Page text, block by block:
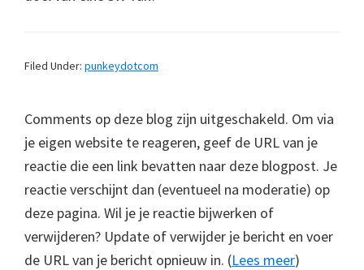
Filed Under: punkeydotcom
Comments op deze blog zijn uitgeschakeld. Om via
je eigen website te reageren, geef de URL van je
reactie die een link bevatten naar deze blogpost. Je
reactie verschijnt dan (eventueel na moderatie) op
deze pagina. Wil je je reactie bijwerken of
verwijderen? Update of verwijder je bericht en voer
de URL van je bericht opnieuw in. (Lees meer)